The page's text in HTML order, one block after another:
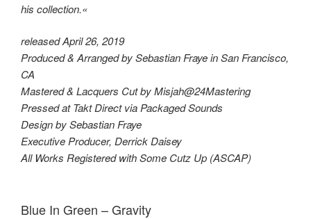
his collection.«
released April 26, 2019
Produced & Arranged by Sebastian Fraye in San Francisco,
CA
Mastered & Lacquers Cut by Misjah@24Mastering
Pressed at Takt Direct via Packaged Sounds
Design by Sebastian Fraye
Executive Producer, Derrick Daisey
All Works Registered with Some Cutz Up (ASCAP)
Blue In Green – Gravity